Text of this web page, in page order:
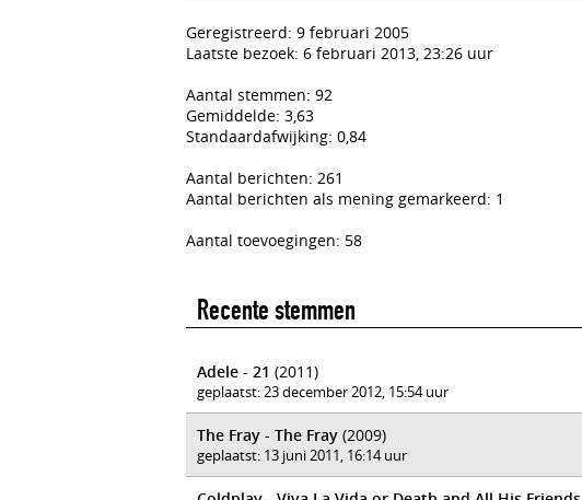
Geregistreerd: 9 februari 2005
Laatste bezoek: 6 februari 2013, 23:26 uur
Aantal stemmen: 92
Gemiddelde: 3,63
Standaardafwijking: 0,84
Aantal berichten: 261
Aantal berichten als mening gemarkeerd: 1
Aantal toevoegingen: 58
Recente stemmen
Adele - 21 (2011)
geplaatst: 23 december 2012, 15:54 uur
The Fray - The Fray (2009)
geplaatst: 13 juni 2011, 16:14 uur